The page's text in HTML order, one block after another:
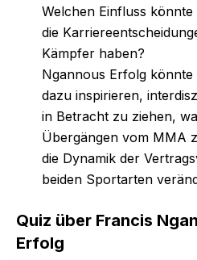
Welchen Einfluss
die
Kämpfer haben?
Ngannous Erfolg
dazu inspirieren,
in Betracht zu ziehen,
Übergängen vom MMA
die Dynamik der
beiden Sportarten
Quiz über Francis
Erfolg